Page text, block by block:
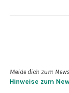
Melde dich zum
Hinweise zum